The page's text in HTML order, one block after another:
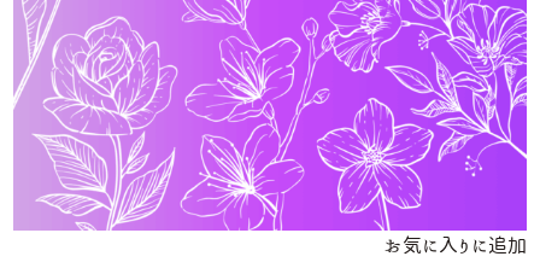
お気に入りに追加